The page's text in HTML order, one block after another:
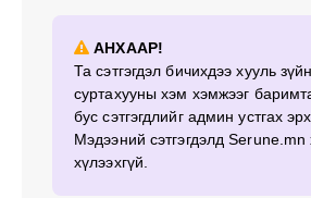
АНХААР!
Та сэтгэгдэл бичихдээ хууль
суртахууны хэм хэмжээг
бус сэтгэгдлийг админ устгах
Мэдээний сэтгэгдэлд Serune.mn
хүлээхгүй.